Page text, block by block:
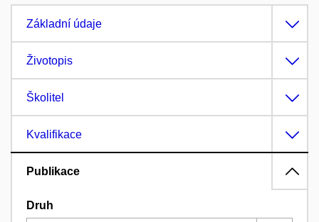
Základní údaje
Životopis
Školitel
Kvalifikace
Publikace
Druh